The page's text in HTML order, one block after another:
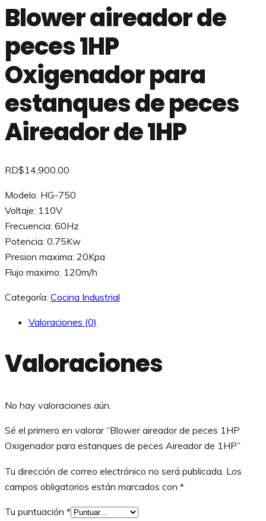
Blower aireador de
peces 1HP
Oxigenador para
estanques de peces
Aireador de 1HP
RD$14,900.00
Modelo: HG-750
Voltaje: 110V
Frecuencia: 60Hz
Potencia: 0.75Kw
Presion maxima: 20Kpa
Flujo maximo: 120m/h
Categoría: Cocina Industrial
Valoraciones (0)
Valoraciones
No hay valoraciones aún.
Sé el primero en valorar “Blower aireador de peces 1HP
Oxigenador para estanques de peces Aireador de 1HP”
Tu dirección de correo electrónico no será publicada. Los
campos obligatorios están marcados con *
Tu puntuación *